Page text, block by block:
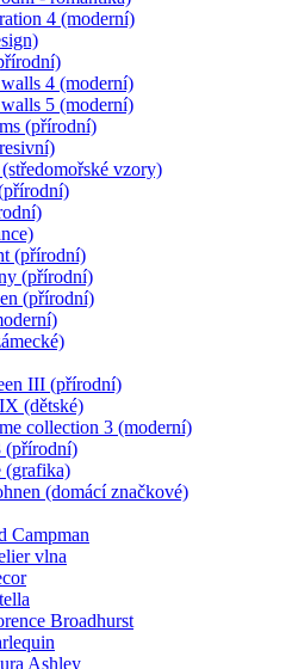
4 (moderní)
4 (moderní)
5 (moderní)
(přírodní)
vzory)
(přírodní)
(přírodní)
(přírodní)
III (přírodní)
(dětské)
collection 3 (moderní)
(přírodní)
(grafika)
(domácí značkové)
Campman
vlna
Broadhurst
Ashley